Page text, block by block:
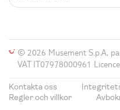
© 2026 Musement S.p.A,
VAT IT07978000961
Kontakta oss
Regler och villkor